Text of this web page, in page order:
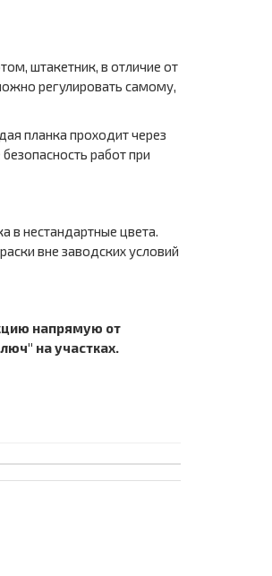
штакетник, в отличие от
регулировать самому,
планка проходит через
работ при
в нестандартные цвета.
вне заводских условий
напрямую от
на участках.